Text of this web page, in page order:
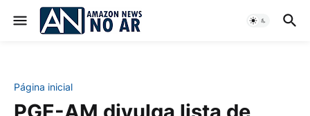
Página inicial